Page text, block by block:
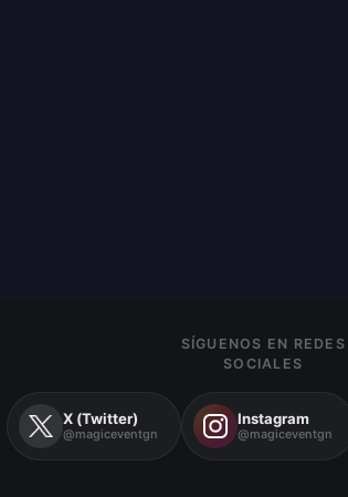
SÍGUENOS EN REDES
SOCIALES
X (Twitter)
@magiceventgn
Instagram
@magiceventgn